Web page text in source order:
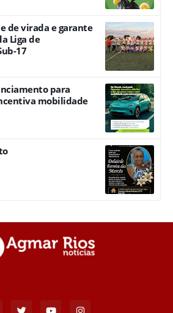
de virada e garante
Liga de
17
para
mobilidade